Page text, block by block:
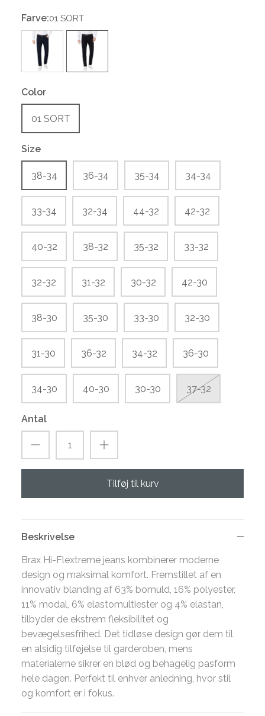
Farve:01 SORT
Color
01 SORT
Size
38-34 36-34 35-34 34-34
33-34 32-34 44-32 42-32
40-32 38-32 35-32 33-32
32-32 31-32 30-32 42-30
38-30 35-30 33-30 32-30
31-30 36-32 34-32 36-30
34-30 40-30 30-30 37-32
Antal
Tilføj til kurv
Beskrivelse
Brax Hi-Flextreme jeans kombinerer moderne
design og maksimal komfort. Fremstillet af en
innovativ blanding af 63% bomuld, 16% polyester,
11% modal, 6% elastomultiester og 4% elastan,
tilbyder de ekstrem fleksibilitet og
bevægelsesfrihed. Det tidløse design gør dem til
en alsidig tilføjelse til garderoben, mens
materialerne sikrer en blød og behagelig pasform
hele dagen. Perfekt til enhver anledning, hvor stil
og komfort er i fokus.